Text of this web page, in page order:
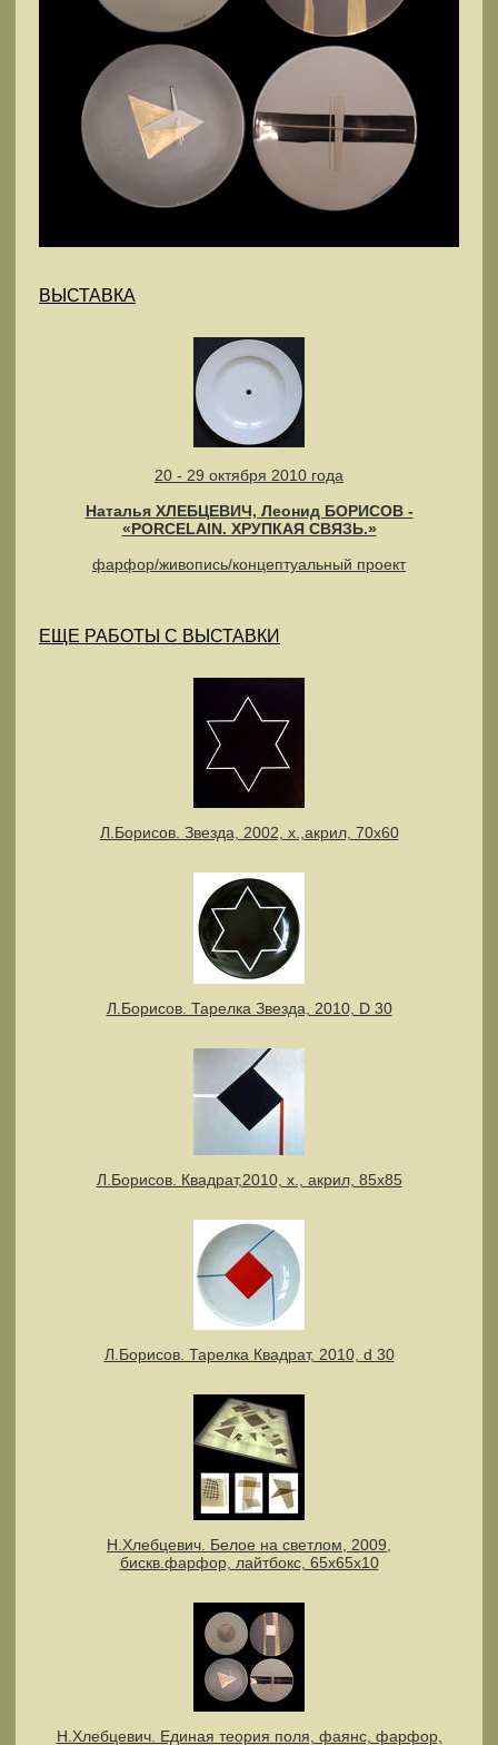
ВЫСТАВКА
20 - 29 октября 2010 года
Наталья ХЛЕБЦЕВИЧ, Леонид БОРИСОВ -
«PORCELAIN. ХРУПКАЯ СВЯЗЬ.»
фарфор/живопись/концептуальный проект
ЕЩЕ РАБОТЫ С ВЫСТАВКИ
Л.Борисов. Звезда, 2002, х.,акрил, 70х60
Л.Борисов. Тарелка Звезда, 2010, D 30
Л.Борисов. Квадрат,2010, х., акрил, 85х85
Л.Борисов. Тарелка Квадрат, 2010, d 30
Н.Хлебцевич. Белое на светлом, 2009,
бискв.фарфор, лайтбокс, 65х65х10
Н.Хлебцевич. Единая теория поля, фаянс, фарфор,